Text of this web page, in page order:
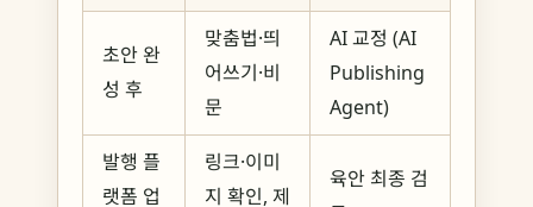
초안 완
성 후
맞춤법·띄
어쓰기·비
문
AI 교정 (AI
Publishing
Agent)
발행 플
랫폼 업
링크·이미
지 확인, 제
육안 최종 검